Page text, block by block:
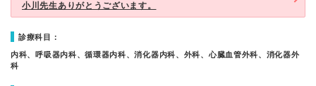
小川先生ありがとうございます。
診療科目：
内科、呼吸器内科、循環器内科、消化器内科、外科、心臓血管外科、消化器外
科